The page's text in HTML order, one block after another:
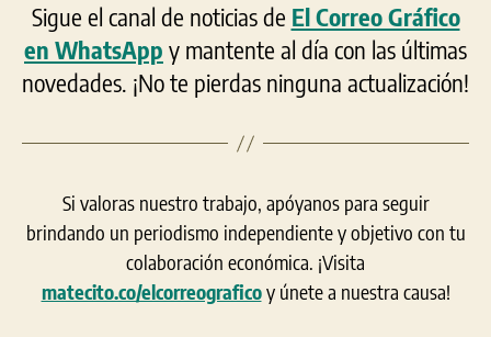
Sigue el canal de noticias de El Correo Gráfico
en WhatsApp y mantente al día con las últimas
novedades. ¡No te pierdas ninguna actualización!
Si valoras nuestro trabajo, apóyanos para seguir
brindando un periodismo independiente y objetivo con tu
colaboración económica. ¡Visita
matecito.co/elcorreograficoy únete a nuestra causa!